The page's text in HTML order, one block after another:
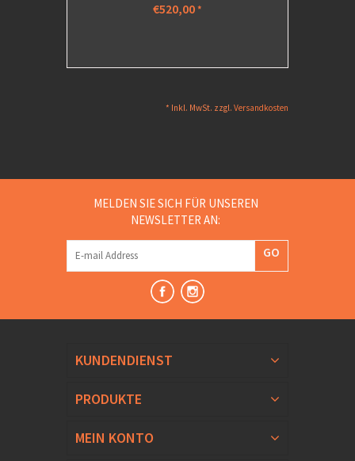
€520,00*
* Inkl. MwSt. zzgl. Versandkosten
MELDEN SIE SICH FÜR UNSEREN
NEWSLETTER AN:
GO
KUNDENDIENST
PRODUKTE
MEIN KONTO